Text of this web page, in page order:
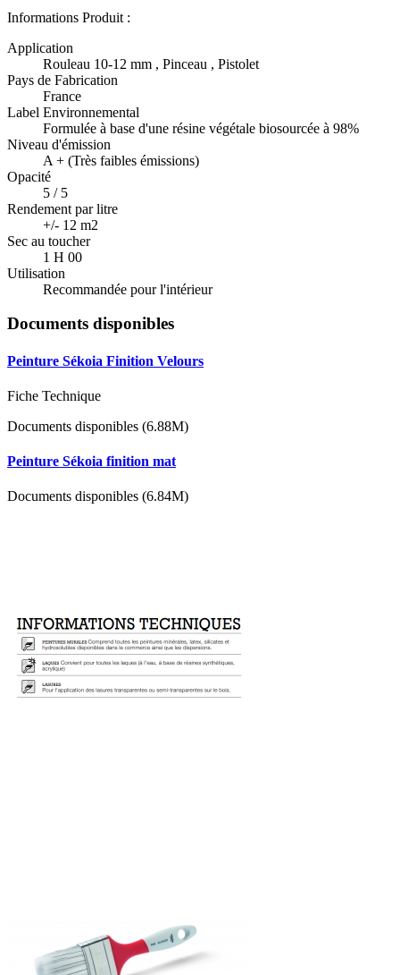
Informations Produit :
Application
Rouleau 10-12 mm , Pinceau , Pistolet
Pays de Fabrication
France
Label Environnemental
Formulée à base d'une résine végétale biosourcée à 98%
Niveau d'émission
A + (Très faibles émissions)
Opacité
5 / 5
Rendement par litre
+/- 12 m2
Sec au toucher
1 H 00
Utilisation
Recommandée pour l'intérieur
Documents disponibles
Peinture Sékoia Finition Velours
Fiche Technique
Documents disponibles (6.88M)
Peinture Sékoia finition mat
Documents disponibles (6.84M)